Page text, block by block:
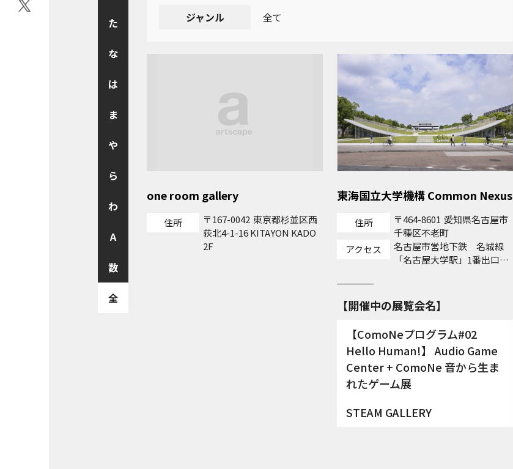
た
な
は
ま
や
ら
わ
A
数
全
ジャンル 全て
one room gallery
住所 167-0042 東京都杉並区西
荻北4-1-16 KITAYON KADO
2F
東海国立大学機構 Common Nexus
住所 464-8601 愛知県名古屋市
千種区不老町
アクセス
名古屋市営地下鉄 名城線
「名古屋大学駅」1番出口直
【ComoNeプログラム#02
Hello Human!】 Audio Game
Center + ComoNe 音から生ま
れたゲーム展
STEAM GALLERY